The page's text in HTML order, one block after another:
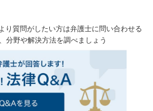
り質問がしたい方は弁護士に問い合わせる
分野や解決方法を調べましょう